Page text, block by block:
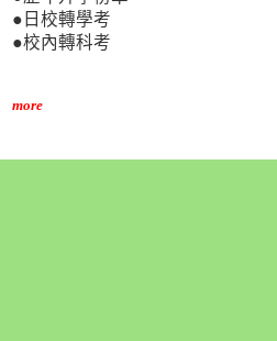
●日校轉學考
●校內轉科考
more